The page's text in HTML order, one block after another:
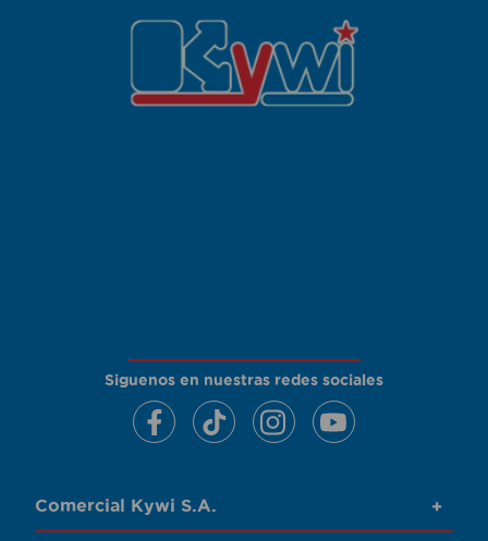
Siguenos en nuestras redes sociales
Comercial Kywi S.A. +